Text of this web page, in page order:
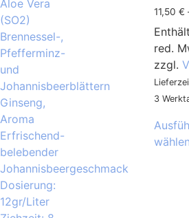
11,50 €
red.
zzgl.
3
wählen